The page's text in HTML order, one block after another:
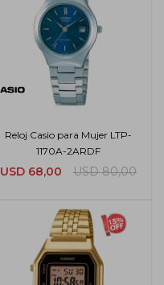
Reloj Casio para Mujer LTP-
1170A-2ARDF
USD 68,00 USD 80,00